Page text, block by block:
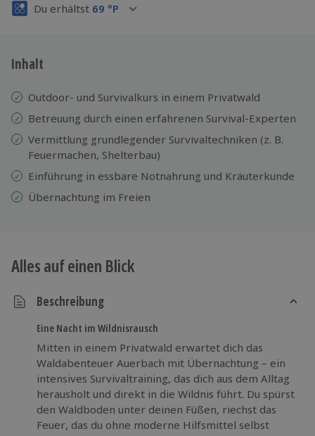
Volle Flexibilität
3 Jahre gültig & verlängerbar.
Du erhältst 69 °P
Inhalt
Outdoor- und Survivalkurs in einem Privatwald
Betreuung durch einen erfahrenen Survival-Experten
Vermittlung grundlegender Survivaltechniken (z. B.
Feuermachen, Shelterbau)
Einführung in essbare Notnahrung und Kräuterkunde
Übernachtung im Freien
Alles auf einen Blick
Beschreibung
Eine Nacht im Wildnisrausch
Mitten in einem Privatwald erwartet dich das
Waldabenteuer Auerbach mit Übernachtung – ein
intensives Survivaltraining, das dich aus dem Alltag
herausholt und direkt in die Wildnis führt. Du spürst
den Waldboden unter deinen Füßen, riechst das
Feuer, das du ohne moderne Hilfsmittel selbst